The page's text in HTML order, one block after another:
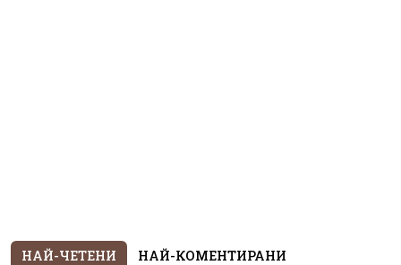
НАЙ-ЧЕТЕНИ НАЙ-КОМЕНТИРАНИ